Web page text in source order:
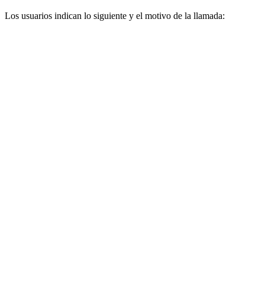
Los usuarios indican lo siguiente y el motivo de la llamada: